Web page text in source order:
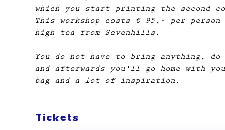
which you start printing the second
This workshop costs € 95,- per
high tea from Sevenhills.
You do not have to bring anything,
and afterwards you'll go home with
bag and a lot of inspiration.
Tickets